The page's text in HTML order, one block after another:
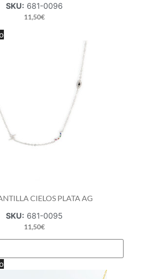
SKU: 681-0096
11,50€
CIELOS PLATA AG
SKU: 681-0095
11,50€